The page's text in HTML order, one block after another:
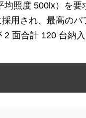
照度 500lx）を要
用され、最高のパ
面合計 120 台納入